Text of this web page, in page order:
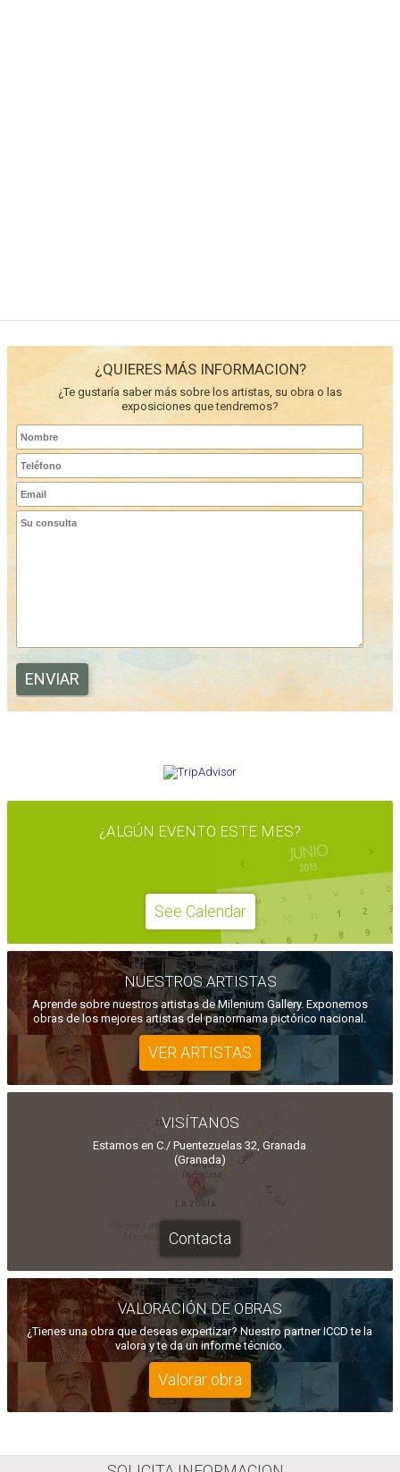
¿QUIERES MÁS INFORMACION?
¿Te gustaría saber más sobre los artistas, su obra o las
exposiciones que tendremos?
¿ALGÚN EVENTO ESTE MES?
See Calendar
NUESTROS ARTISTAS
Aprende sobre nuestros artistas de Milenium Gallery. Exponemos
obras de los mejores artistas del panormama pictórico nacional.
VER ARTISTAS
VISÍTANOS
Estamos en C./ Puentezuelas 32, Granada
(Granada)
Contacta
VALORACIÓN DE OBRAS
¿Tienes una obra que deseas expertizar? Nuestro partner ICCD te la
valora y te da un informe técnico.
Valorar obra